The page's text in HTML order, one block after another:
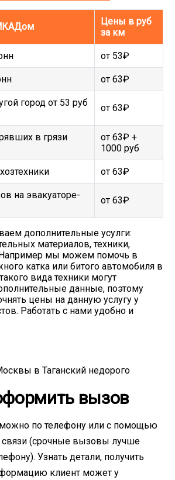
Цены в руб
за км
от 53₽
от 63₽
город от 53 руб
от 63₽
в грязи
от 63₽ +
1000 руб
от 63₽
на эвакуаторе-
от 63₽
дополнительные усулги:
материалов, техники,
Например мы можем помочь в
катка или битого автомобиля в
вида техники могут
данные, поэтому
цены на данную услугу у
Работать с нами удобно и
вызов
по телефону или с помощью
(срочные вызовы лучше
Узнать детали, получить
клиент может у